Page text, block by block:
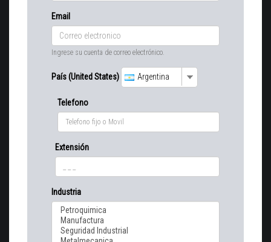
Email
Ingrese su cuenta de correo electrónico.
País (United States) Argentina
Telefono
Extensión
Industria